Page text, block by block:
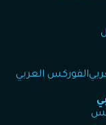
الفوركس العربي